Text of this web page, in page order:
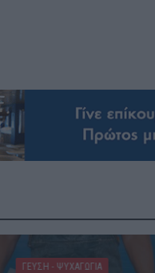
ΓΕΎΣΗ - ΨΥΧΑΓΩΓΊΑ